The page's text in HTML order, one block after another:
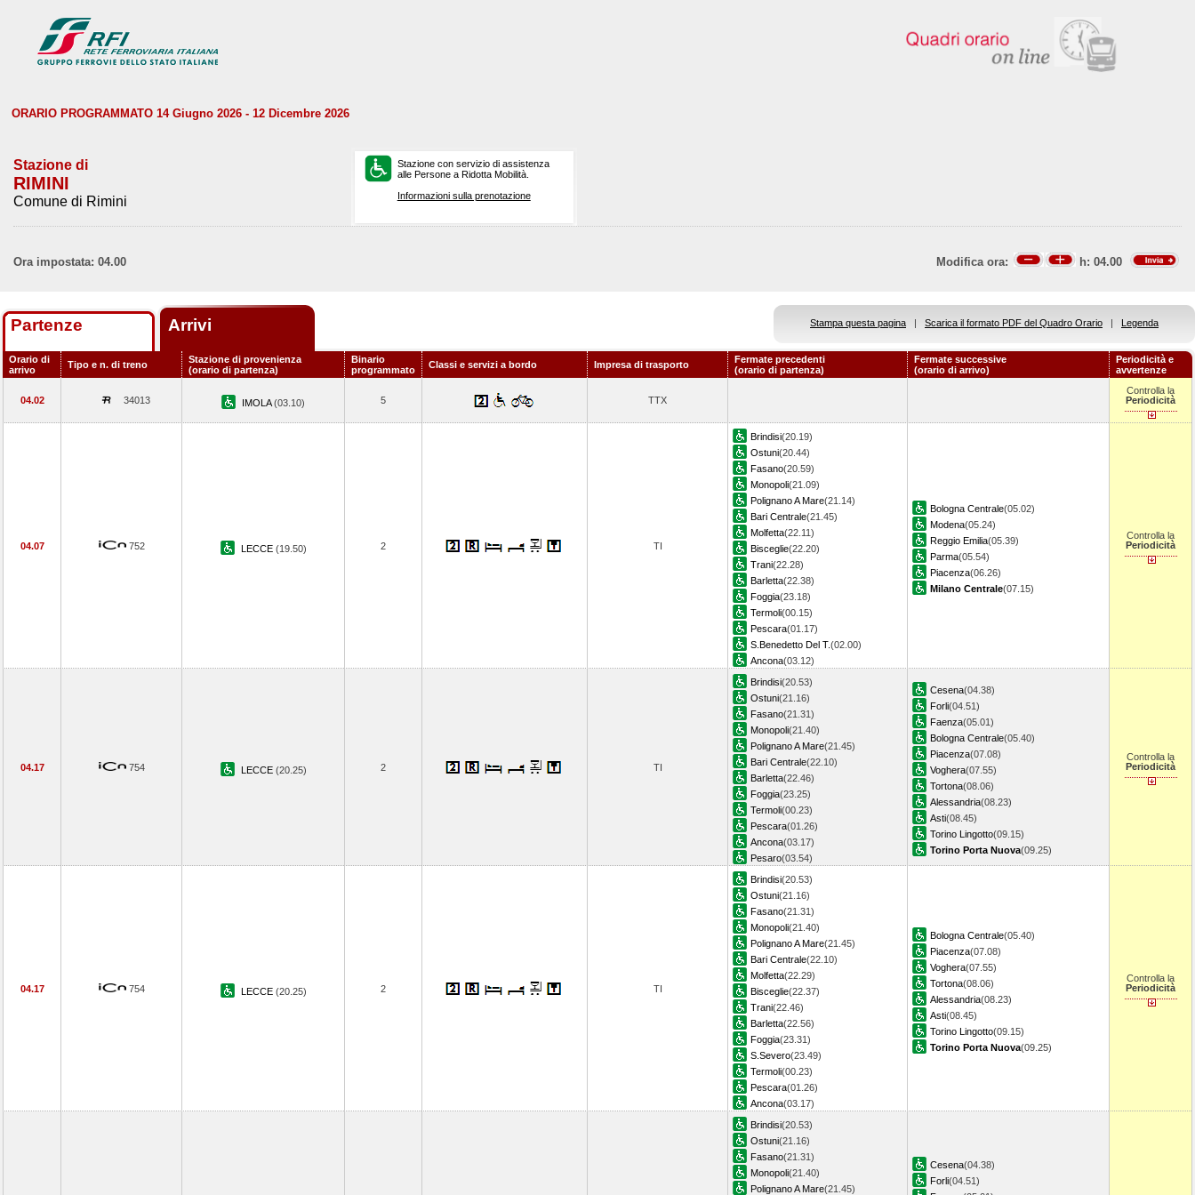
ORARIO PROGRAMMATO 14 Giugno 2026 - 12 Dicembre 2026
Stazione di
RIMINI
Comune di Rimini
Stazione con servizio di assistenza
alle Persone a Ridotta Mobilità.
Informazioni sulla prenotazione
Ora impostata: 04.00 Modifica ora: h: 04.00
Partenze Arrivi Stampa questa pagina | Scarica il formato PDF del Quadro Orario | Legenda
Orario di
arrivo
Tipo e n. di treno
Stazione di provenienza
(orario di partenza)
Binario
programmato
Classi e servizi a bordo Impresa di trasporto
Fermate precedenti
(orario di partenza)
Fermate successive
(orario di arrivo)
Periodicità e
avvertenze
04.02 34013 IMOLA(03.10) 5 TTX
Controlla la
Periodicità
04.07 752 LECCE (19.50) 2 TI
Brindisi(20.19)
Ostuni(20.44)
Fasano(20.59)
Monopoli(21.09)
Polignano A Mare(21.14)
Bari Centrale(21.45)
Molfetta(22.11)
Bisceglie(22.20)
Trani(22.28)
Barletta(22.38)
Foggia(23.18)
Termoli(00.15)
Pescara(01.17)
S.Benedetto Del T.(02.00)
Ancona(03.12)
Bologna Centrale(05.02)
Modena(05.24)
Reggio Emilia(05.39)
Parma(05.54)
Piacenza(06.26)
Milano Centrale(07.15)
Controlla la
Periodicità
04.17 754 LECCE (20.25) 2 TI
Brindisi(20.53)
Ostuni(21.16)
Fasano(21.31)
Monopoli(21.40)
Polignano A Mare(21.45)
Bari Centrale(22.10)
Barletta(22.46)
Foggia(23.25)
Termoli(00.23)
Pescara(01.26)
Ancona(03.17)
Pesaro(03.54)
Cesena(04.38)
Forli(04.51)
Faenza(05.01)
Bologna Centrale(05.40)
Piacenza(07.08)
Voghera(07.55)
Tortona(08.06)
Alessandria(08.23)
Asti(08.45)
Torino Lingotto(09.15)
Torino Porta Nuova(09.25)
Controlla la
Periodicità
04.17 754 LECCE (20.25) 2 TI
Brindisi(20.53)
Ostuni(21.16)
Fasano(21.31)
Monopoli(21.40)
Polignano A Mare(21.45)
Bari Centrale(22.10)
Molfetta(22.29)
Bisceglie(22.37)
Trani(22.46)
Barletta(22.56)
Foggia(23.31)
S.Severo(23.49)
Termoli(00.23)
Pescara(01.26)
Ancona(03.17)
Bologna Centrale(05.40)
Piacenza(07.08)
Voghera(07.55)
Tortona(08.06)
Alessandria(08.23)
Asti(08.45)
Torino Lingotto(09.15)
Torino Porta Nuova(09.25)
Controlla la
Periodicità
Brindisi(20.53)
Ostuni(21.16)
Fasano(21.31)
Monopoli(21.40)
Polignano A Mare(21.45)
Cesena(04.38)
Forli(04.51)